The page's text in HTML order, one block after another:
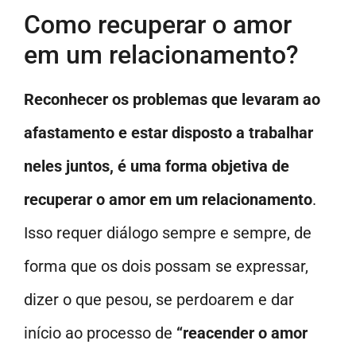
Como recuperar o amor
em um relacionamento?
Reconhecer os problemas que levaram ao
afastamento e estar disposto a trabalhar
neles juntos, é uma forma objetiva de
recuperar o amor em um relacionamento.
Isso requer diálogo sempre e sempre, de
forma que os dois possam se expressar,
dizer o que pesou, se perdoarem e dar
início ao processo de “reacender o amor